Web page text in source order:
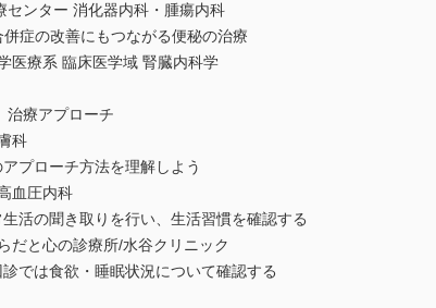
ンター 消化器内科・腫瘍内科
症の改善にもつながる便秘の治療
療系 臨床医学域 腎臓内科学
治療アプローチ
科
プローチ方法を理解しよう
血圧内科
活の聞き取りを行い、生活習慣を確認する
と心の診療所/水谷クリニック
では食欲・睡眠状況について確認する